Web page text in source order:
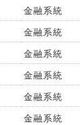
金融系統
金融系統
金融系統
金融系統
金融系統
金融系統